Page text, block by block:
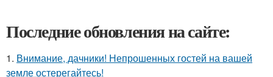
Последние обновления на сайте:
1. Внимание, дачники! Непрошенных гостей на вашей
земле остерегайтесь!